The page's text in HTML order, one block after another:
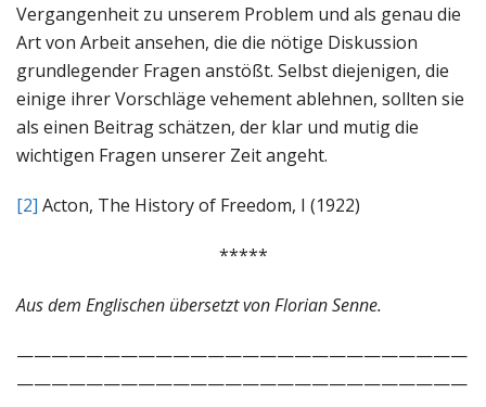
Vergangenheit zu unserem Problem und als genau die
Art von Arbeit ansehen, die die nötige Diskussion
grundlegender Fragen anstößt. Selbst diejenigen, die
einige ihrer Vorschläge vehement ablehnen, sollten sie
als einen Beitrag schätzen, der klar und mutig die
wichtigen Fragen unserer Zeit angeht.
[2] Acton, The History of Freedom, I (1922)
*****
Aus dem Englischen übersetzt von Florian Senne.
——————————————————————————
——————————————————————————